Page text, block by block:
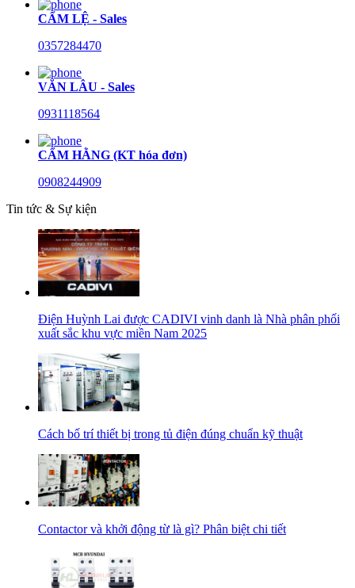
CẨM LỆ - Sales
0357284470
VĂN LÂU - Sales
0931118564
CẨM HẰNG (KT hóa đơn)
0908244909
Tin tức & Sự kiện
Điện Huỳnh Lai được CADIVI vinh danh là Nhà phân phối
xuất sắc khu vực miền Nam 2025
Cách bố trí thiết bị trong tủ điện đúng chuẩn kỹ thuật
Contactor và khởi động từ là gì? Phân biệt chi tiết